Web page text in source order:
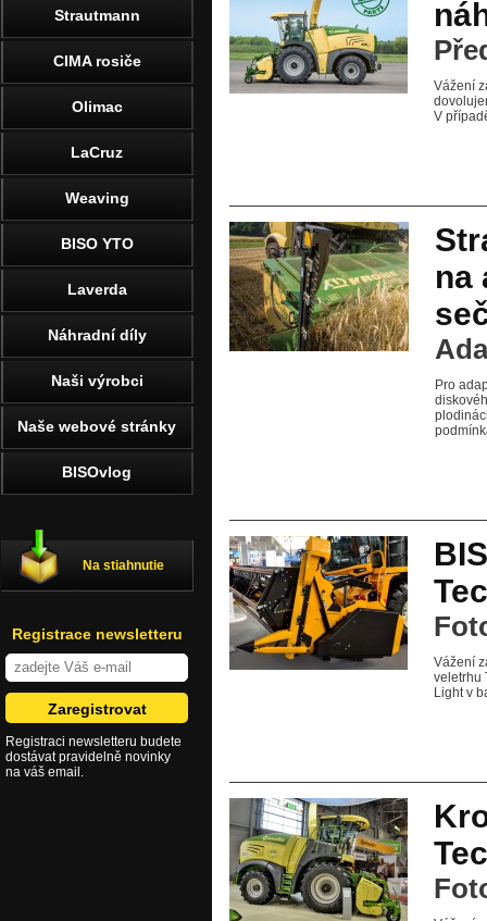
Vážení
V
na
Pro
Vážení
veletrhu
Light v
Strautmann
CIMA rosiče
Olimac
LaCruz
Weaving
BISO YTO
Laverda
Náhradní díly
Naši výrobci
Naše webové stránky
BISOvlog
Na stiahnutie
Registrace newsletteru
Registraci newsletteru budete
dostávat pravidelně novinky
na váš email.